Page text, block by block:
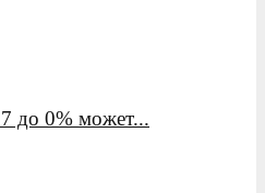
до 0% может...